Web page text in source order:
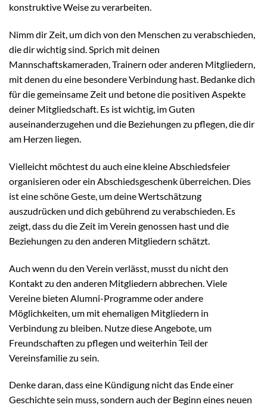
konstruktive Weise zu verarbeiten.
Nimm dir Zeit, um dich von den Menschen zu verabschieden,
die dir wichtig sind. Sprich mit deinen
Mannschaftskameraden, Trainern oder anderen Mitgliedern,
mit denen du eine besondere Verbindung hast. Bedanke dich
für die gemeinsame Zeit und betone die positiven Aspekte
deiner Mitgliedschaft. Es ist wichtig, im Guten
auseinanderzugehen und die Beziehungen zu pflegen, die dir
am Herzen liegen.
Vielleicht möchtest du auch eine kleine Abschiedsfeier
organisieren oder ein Abschiedsgeschenk überreichen. Dies
ist eine schöne Geste, um deine Wertschätzung
auszudrücken und dich gebührend zu verabschieden. Es
zeigt, dass du die Zeit im Verein genossen hast und die
Beziehungen zu den anderen Mitgliedern schätzt.
Auch wenn du den Verein verlässt, musst du nicht den
Kontakt zu den anderen Mitgliedern abbrechen. Viele
Vereine bieten Alumni-Programme oder andere
Möglichkeiten, um mit ehemaligen Mitgliedern in
Verbindung zu bleiben. Nutze diese Angebote, um
Freundschaften zu pflegen und weiterhin Teil der
Vereinsfamilie zu sein.
Denke daran, dass eine Kündigung nicht das Ende einer
Geschichte sein muss, sondern auch der Beginn eines neuen